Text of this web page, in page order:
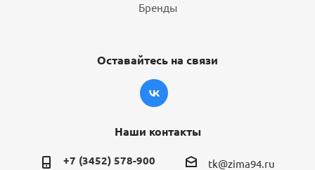
Бренды
Оставайтесь на связи
Наши контакты
+7 (3452) 578-900 tk@zima94.ru